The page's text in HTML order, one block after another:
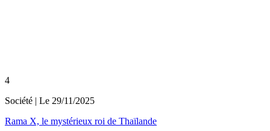
4
Société | Le 29/11/2025
Rama X, le mystérieux roi de Thaïlande